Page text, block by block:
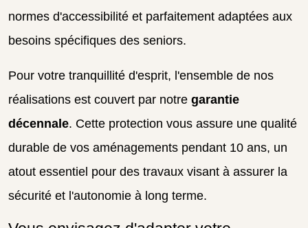
normes d'accessibilité et parfaitement adaptées aux
besoins spécifiques des seniors.
Pour votre tranquillité d'esprit, l'ensemble de nos
réalisations est couvert par notre garantie
décennale. Cette protection vous assure une qualité
durable de vos aménagements pendant 10 ans, un
atout essentiel pour des travaux visant à assurer la
sécurité et l'autonomie à long terme.